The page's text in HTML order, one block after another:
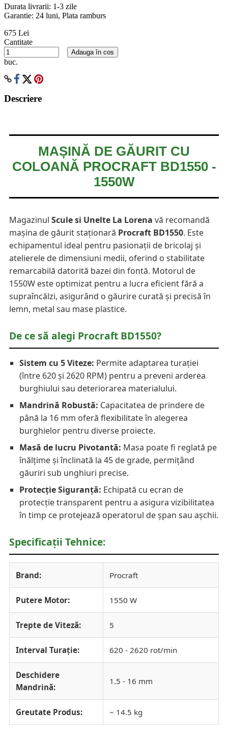
Durata livrarii: 1-3 zile
Garantie: 24 luni, Plata ramburs
675 Lei
Cantitate
buc.
Adauga în cos
Descriere
MAȘINĂ DE GĂURIT CU
COLOANĂ PROCRAFT BD1550 -
1550W
Magazinul Scule si Unelte La Lorena vă recomandă
mașina de găurit staționară Procraft BD1550. Este
echipamentul ideal pentru pasionații de bricolaj și
atelierele de dimensiuni medii, oferind o stabilitate
remarcabilă datorită bazei din fontă. Motorul de
1550W este optimizat pentru a lucra eficient fără a
supraîncălzi, asigurând o găurire curată și precisă în
lemn, metal sau mase plastice.
De ce să alegi Procraft BD1550?
Sistem cu 5 Viteze: Permite adaptarea turației
(între 620 și 2620 RPM) pentru a preveni arderea
burghiului sau deteriorarea materialului.
Mandrină Robustă: Capacitatea de prindere de
până la 16 mm oferă flexibilitate în alegerea
burghielor pentru diverse proiecte.
Masă de lucru Pivotantă: Masa poate fi reglată pe
înălțime și înclinată la 45 de grade, permițând
găuriri sub unghiuri precise.
Protecție Siguranță: Echipată cu ecran de
protecție transparent pentru a asigura vizibilitatea
în timp ce protejează operatorul de șpan sau așchii.
Specificații Tehnice:
Brand: Procraft
Putere Motor: 1550 W
Trepte de Viteză: 5
Interval Turație: 620 - 2620 rot/min
Deschidere
Mandrină:
1.5 - 16 mm
Greutate Produs: ~ 14.5 kg